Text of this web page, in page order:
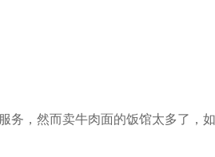
务，然而卖牛肉面的饭馆太多了，